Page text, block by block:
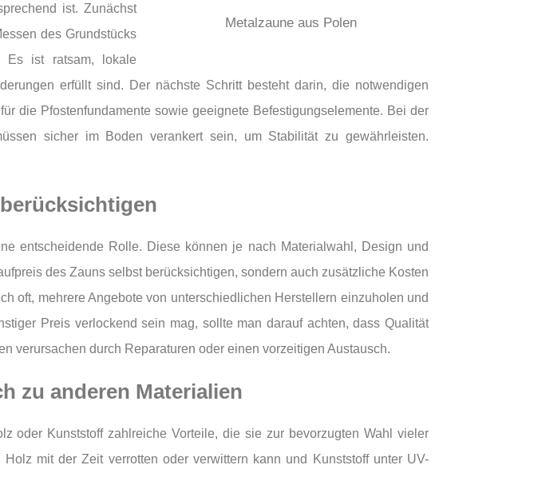
Metalzaune aus Polen
ist. Zunächst
des Grundstücks
Es ist ratsam, lokale
erfüllt sind. Der nächste Schritt besteht darin, die notwendigen
die Pfostenfundamente sowie geeignete Befestigungselemente. Bei der
sicher im Boden verankert sein, um Stabilität zu gewährleisten.
entscheidende Rolle. Diese können je nach Materialwahl, Design und
des Zauns selbst berücksichtigen, sondern auch zusätzliche Kosten
oft, mehrere Angebote von unterschiedlichen Herstellern einzuholen und
Preis verlockend sein mag, sollte man darauf achten, dass Qualität
verursachen durch Reparaturen oder einen vorzeitigen Austausch.
zu anderen Materialien
oder Kunststoff zahlreiche Vorteile, die sie zur bevorzugten Wahl vieler
mit der Zeit verrotten oder verwittern kann und Kunststoff unter UV-